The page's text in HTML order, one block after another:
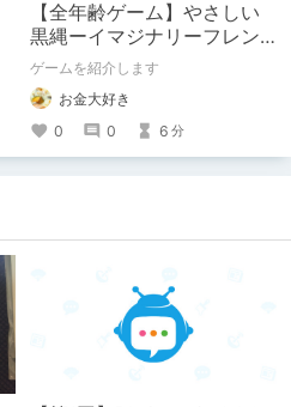
【全年齢ゲーム】やさしい
黒縄ーイマジナリーフレン
ドの「彼」と過ごすおぼん
やすみー
ゲームを紹介します
お金大好き
0
0 6 分